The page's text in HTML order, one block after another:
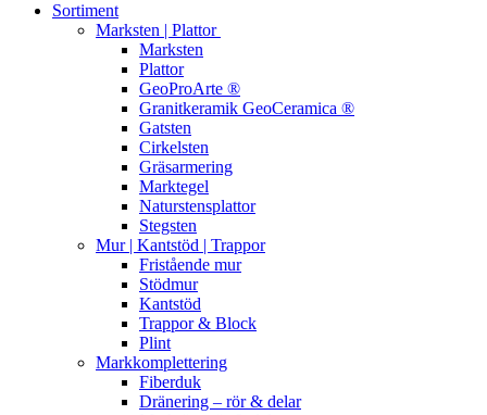
Sortiment
Marksten | Plattor
Marksten
Plattor
GeoProArte ®
Granitkeramik GeoCeramica ®
Gatsten
Cirkelsten
Gräsarmering
Marktegel
Naturstensplattor
Stegsten
Mur | Kantstöd | Trappor
Fristående mur
Stödmur
Kantstöd
Trappor & Block
Plint
Markkomplettering
Fiberduk
Dränering – rör & delar